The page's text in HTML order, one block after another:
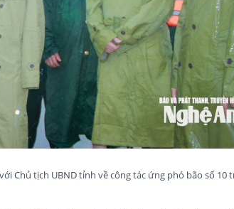
Chủ tịch UBND tỉnh về công tác ứng phó bão số 10